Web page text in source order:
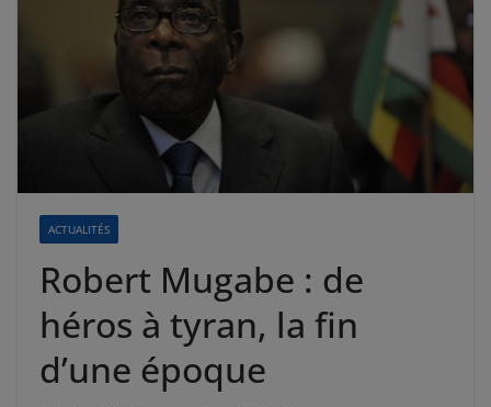
ACTUALITÉS
Robert Mugabe : de
héros à tyran, la fin
d’une époque